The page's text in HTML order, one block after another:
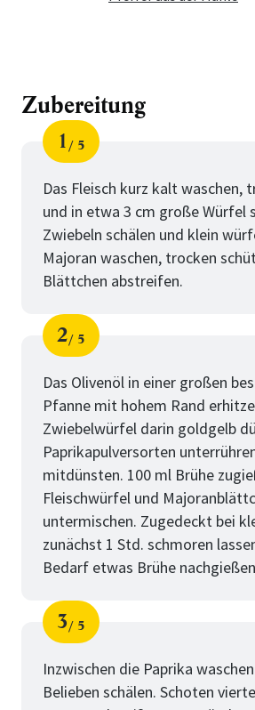
Zubereitung
Schritt
1
von
5
Das Fleisch kurz kalt waschen,
und in etwa 3 cm große Würfel
Zwiebeln schälen und klein
Majoran waschen, trocken
Blättchen abstreifen.
Schritt
2
von
5
Das Olivenöl in einer großen
Pfanne mit hohem Rand
Zwiebelwürfel darin goldgelb
Paprikapulversorten
mitdünsten. 100 ml Brühe
Fleischwürfel und
untermischen. Zugedeckt bei
zunächst 1 Std. schmoren
Bedarf etwas Brühe
Schritt
3
von
5
Inzwischen die Paprika
Belieben schälen. Schoten